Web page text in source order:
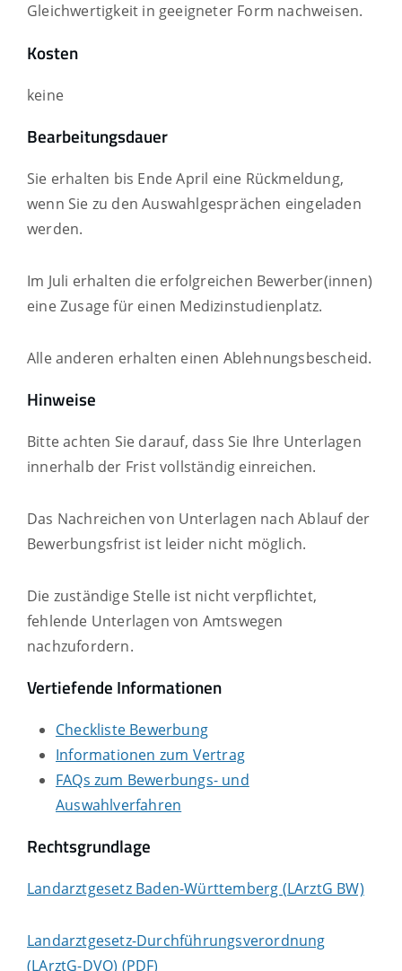
Gleichwertigkeit in geeigneter Form nachweisen.
Kosten
keine
Bearbeitungsdauer
Sie erhalten bis Ende April eine Rückmeldung,
wenn Sie zu den Auswahlgesprächen eingeladen
werden.
Im Juli erhalten die erfolgreichen Bewerber(innen)
eine Zusage für einen Medizinstudienplatz.
Alle anderen erhalten einen Ablehnungsbescheid.
Hinweise
Bitte achten Sie darauf, dass Sie Ihre Unterlagen
innerhalb der Frist vollständig einreichen.
Das Nachreichen von Unterlagen nach Ablauf der
Bewerbungsfrist ist leider nicht möglich.
Die zuständige Stelle ist nicht verpflichtet,
fehlende Unterlagen von Amtswegen
nachzufordern.
Vertiefende Informationen
Checkliste Bewerbung
Informationen zum Vertrag
FAQs zum Bewerbungs- und
Auswahlverfahren
Rechtsgrundlage
Landarztgesetz Baden-Württemberg (LArztG BW)
Landarztgesetz-Durchführungsverordnung
(LArztG-DVO) (PDF)